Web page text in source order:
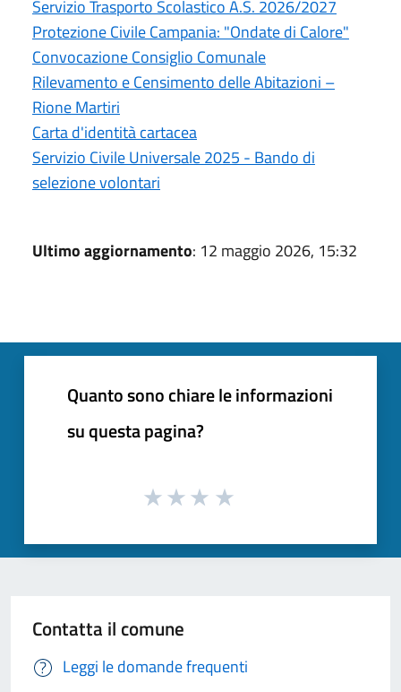
Servizio Trasporto Scolastico A.S. 2026/2027
Protezione Civile Campania: "Ondate di Calore"
Convocazione Consiglio Comunale
Rilevamento e Censimento delle Abitazioni –
Rione Martiri
Carta d'identità cartacea
Servizio Civile Universale 2025 - Bando di
selezione volontari
Ultimo aggiornamento: 12 maggio 2026, 15:32
Quanto sono chiare le informazioni
su questa pagina?
Contatta il comune
Leggi le domande frequenti